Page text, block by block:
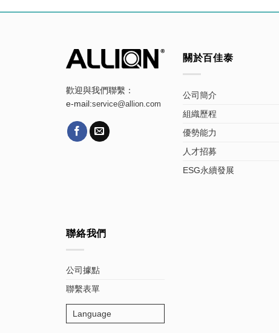
歡迎與我們聯繫：
e-mail:service@allion.com
關於百佳泰
公司簡介
組織歷程
優勢能力
人才招募
ESG永續發展
聯絡我們
公司據點
聯繫表單
Language